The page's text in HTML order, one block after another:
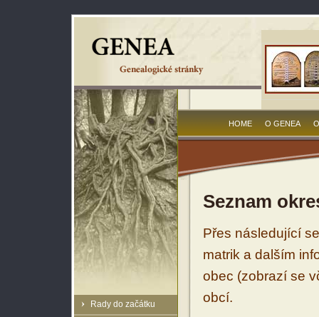
Rady do začátku
HOME O GENEA
Seznam
Přes následující
matrik a dalším
obec (zobrazí se
obcí.